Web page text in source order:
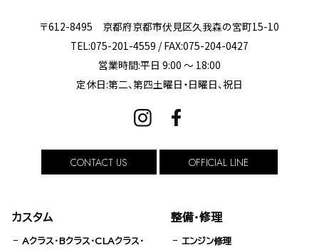
〒612-8495 京都府京都市伏見区久我森の宮町15-10
TEL:075-201-4559 / FAX:075-204-0427
営業時間:平日 9:00 ～ 18:00
定休日:第二、第四土曜日・日曜日、祝日
CONTACT US OFFICIAL LINE
カスタム
Aクラス・Bクラス・CLAクラス・
整備・修理
エンジン修理